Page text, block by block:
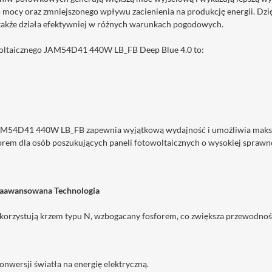
oraz zmniejszonego wpływu zacienienia na produkcję energii.
działa efektywniej w różnych warunkach pogodowych.
JAM54D41 440W LB_FB Deep Blue 4.0 to:
440W LB_FB zapewnia wyjątkową wydajność i umożliwia
dla osób poszukujących paneli fotowoltaicznych o wysokiej
Technologia
krzem typu N, wzbogacany fosforem, co zwiększa
światła na energię elektryczną.